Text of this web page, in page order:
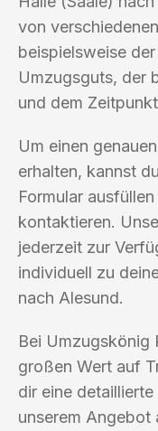
von
beispielsweise
Umzugsguts, der
und dem
Um einen
erhalten, kannst
Formular
kontaktieren.
jederzeit zur
individuell zu
nach Alesund.
Bei Umzugskönig
großen Wert auf
dir eine
unserem Angebot